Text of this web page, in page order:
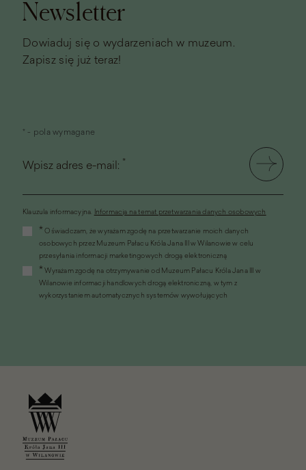
Newsletter
Dowiaduj się o wydarzeniach w muzeum.
Zapisz się już teraz!
* - pola wymagane
Wpisz adres e-mail: *
Klauzula informacyjna. Informacja na temat przetwarzania danych osobowych
otworzy
nowym
oknie)
* Oświadczam, że wyrażam zgodę na przetwarzanie moich danych
osobowych przez Muzeum Pałacu Króla Jana III w Wilanowie w celu
przesyłania informacji marketingowych drogą elektroniczną
* Wyrażam zgodę na otrzymywanie od Muzeum Pałacu Króla Jana III w
Wilanowie informacji handlowych drogą elektroniczną, w tym z
wykorzystaniem automatycznych systemów wywołujących